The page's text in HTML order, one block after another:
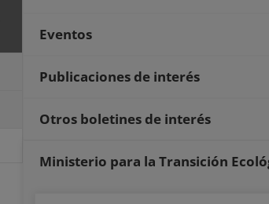
Eventos
Publicaciones de interés
Otros boletines de interés
Ministerio para la Transición